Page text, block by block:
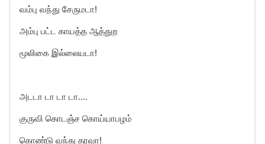
வம்பு வந்து சேருமடா!
அம்பு பட்ட காயத்த ஆத்துற
மூலிகை இல்லையடா!
அடடா டா டா டா….
குருவி கொடஞ்ச கொய்யாபழம்
கொண்டு வந்து தரவா!